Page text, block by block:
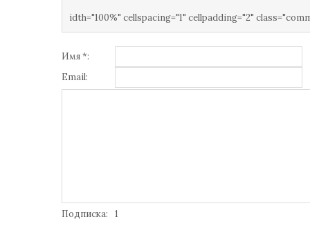
idth="100%" cellspacing="1" cellpadding="2"
Имя *:
Email:
Подписка: 1